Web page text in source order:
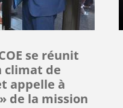
se réunit
climat de
appelle à
de la mission